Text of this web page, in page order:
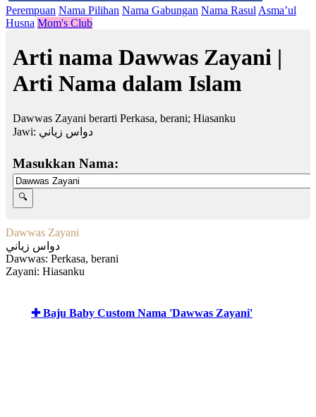
Perempuan Nama Pilihan Nama Gabungan Nama Rasul Asma’ul
Husna Mom's Club
Arti nama Dawwas Zayani |
Arti Nama dalam Islam
Dawwas Zayani berarti Perkasa, berani; Hiasanku
Jawi: دواس زياني
Masukkan Nama:
Dawwas Zayani
دواس زياني
Dawwas: Perkasa, berani
Zayani: Hiasanku
✚ Baju Baby Custom Nama 'Dawwas Zayani'